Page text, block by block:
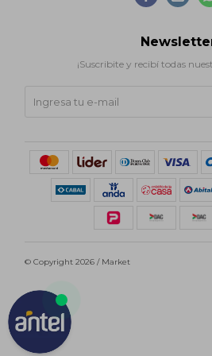
¡Suscribite y recibí todas
© Copyright 2026 / Market